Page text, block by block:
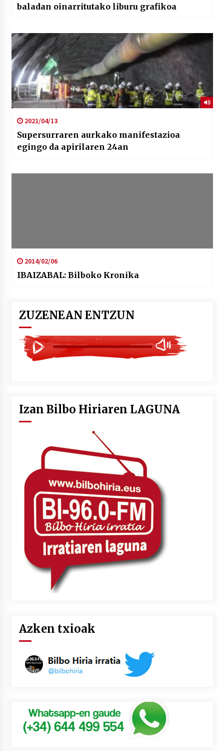
baladan oinarritutako liburu grafikoa
2021/04/13
Supersurraren aurkako manifestazioa
egingo da apirilaren 24an
2014/02/06
IBAIZABAL: Bilboko Kronika
ZUZENEAN ENTZUN
Izan Bilbo Hiriaren LAGUNA
Azken txioak